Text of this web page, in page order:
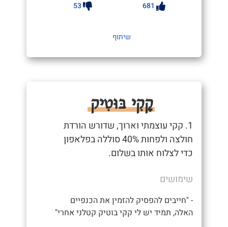
681
53
שיתוף
קָקִי בּוּטִיק
1. קקי עוצמתי וארוך, שדורש הורדת
חולצה ולפחות 40% סוללה בפלאפון
כדי לצלוח אותו בשלום.
שימושים
- "חייבים להפסיק להזמין את הכנפיים
האלה, תמיד יש לי קקי בוטיק קטלני אחרי"